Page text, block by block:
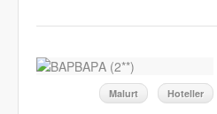
Malurt Hoteller